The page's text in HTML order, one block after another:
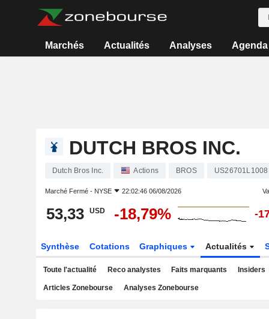
Marchés Actualités Analyses Agenda
DUTCH BROS INC.
Dutch Bros Inc. Actions BROS US26701L1008
Marché Fermé - NYSE 22:02:46 06/08/2026
53,33 USD -18,79% -
Synthèse Cotations Graphiques Actualités
Toute l'actualité Reco analystes Faits marquants Insiders
Articles Zonebourse Analyses Zonebourse